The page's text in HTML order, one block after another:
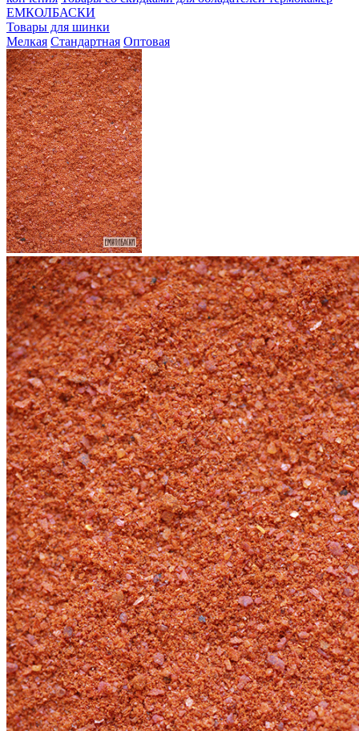
ЕМКОЛБАСКИ
Товары для шинки
Мелкая Стандартная Оптовая